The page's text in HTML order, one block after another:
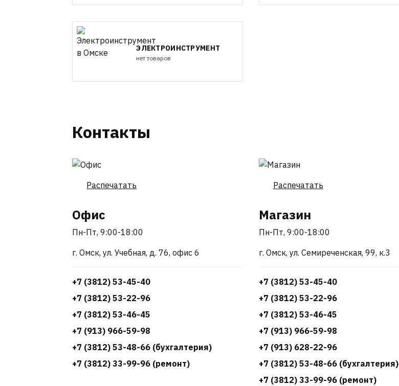
ЭЛЕКТРОИНСТРУМЕНТ
нет товаров
Контакты
Распечатать
Офис
Пн-Пт, 9:00-18:00
г. Омск, ул. Учебная, д. 76, офис 6
+7 (3812) 53-45-40
+7 (3812) 53-22-96
+7 (3812) 53-46-45
+7 (913) 966-59-98
+7 (3812) 53-48-66 (бухгалтерия)
+7 (3812) 33-99-96 (ремонт)
Распечатать
Магазин
Пн-Пт, 9:00-18:00
г. Омск, ул. Семиреченская, 99, к.3
+7 (3812) 53-45-40
+7 (3812) 53-22-96
+7 (3812) 53-46-45
+7 (913) 966-59-98
+7 (913) 628-22-96
+7 (3812) 53-48-66 (бухгалтерия)
+7 (3812) 33-99-96 (ремонт)